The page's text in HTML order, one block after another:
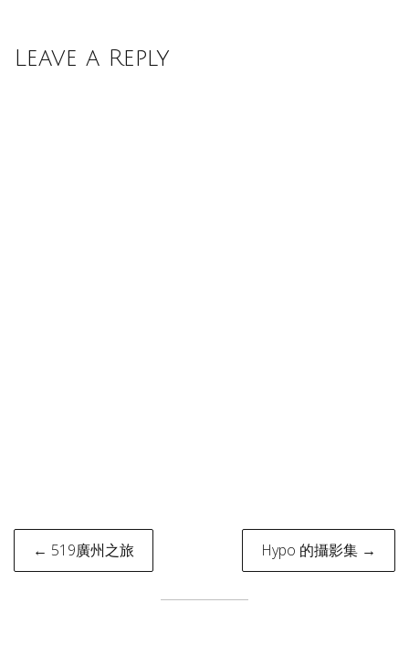
Leave a Reply
Post
navigation
← 519廣州之旅 Hypo 的攝影集 →